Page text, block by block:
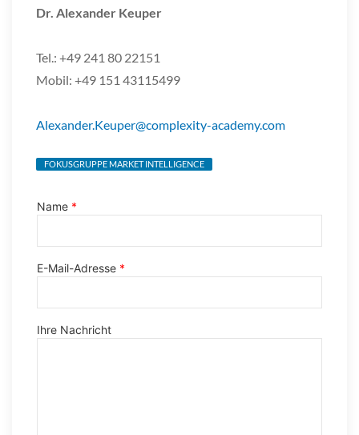
Dr. Alexander Keuper
Tel.: +49 241 80 22151
Mobil: +49 151 43115499
Alexander.Keuper@complexity-academy.com
FOKUSGRUPPE MARKET INTELLIGENCE